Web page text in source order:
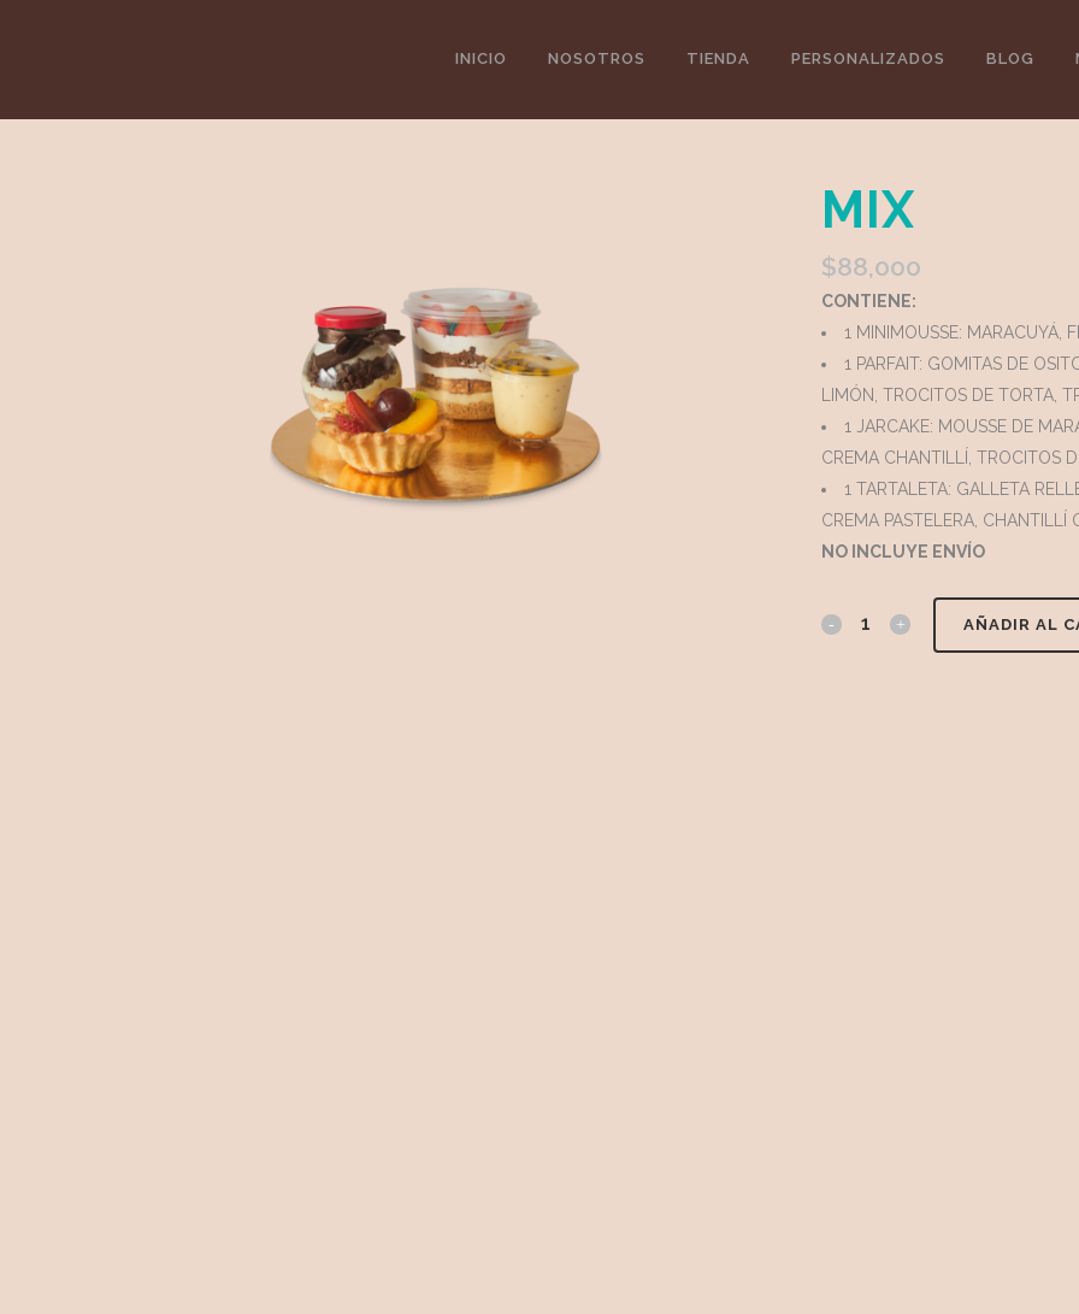
INICIO NOSOTROS TIENDA PERSONALIZADOS BLOG
MIX
$88,000
CONTIENE:
1 MINIMOUSSE: MARACUYÁ,
1 PARFAIT: GOMITAS DE
LIMÓN, TROCITOS DE TORTA,
1 JARCAKE: MOUSSE DE
CREMA CHANTILLÍ, TROCITOS
1 TARTALETA: GALLETA
CREMA PASTELERA, CHANTILLÍ
NO INCLUYE ENVÍO
AÑADIR AL